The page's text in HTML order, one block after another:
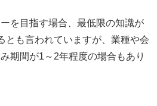
を目指す場合、最低限の知識が
とも言われていますが、業種や会
期間が1～2年程度の場合もあり